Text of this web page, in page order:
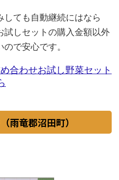
ても自動継続にはなら
試しセットの購入金額以外
で安心です。
合わせお試し野菜セット
雨竜郡沼田町）